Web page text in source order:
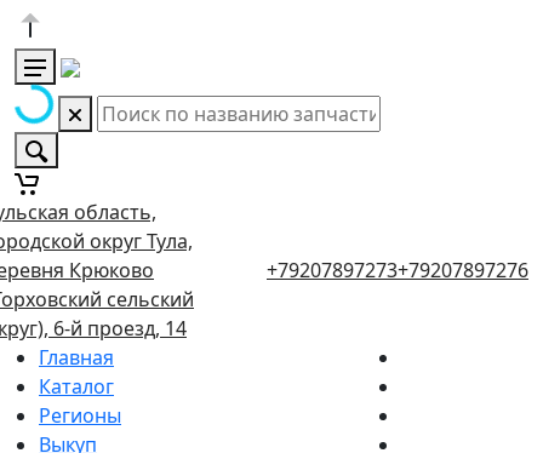
область,
округ Тула,
Крюково
сельский
6-й проезд, 14
+79207897273+79207897276
Главная
Каталог
Регионы
Выкуп